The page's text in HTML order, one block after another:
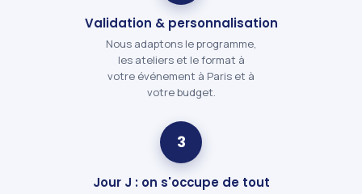
Validation & personnalisation
Nous adaptons le programme,
les ateliers et le format à
votre événement à Paris et à
votre budget.
3
Jour J : on s'occupe de tout